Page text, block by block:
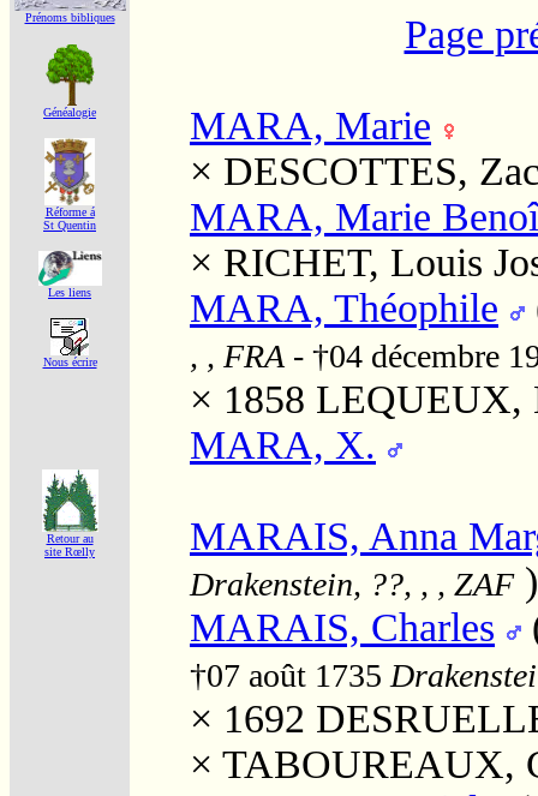
Prénoms bibliques
Généalogie
Réforme á
St Quentin
Les liens
Nous écrire
Retour au
site Rœlly
Page
MARA, Marie
× DESCOTTES,
MARA, Marie
× RICHET, Louis
MARA, Théophile
, , FRA - †04 décembre
× 1858 LEQUEUX,
MARA, X.
MARAIS, Anna
Drakenstein, ??, , , ZAF)
MARAIS, Charles
†07 août 1735
× 1692
× TABOUREAUX,